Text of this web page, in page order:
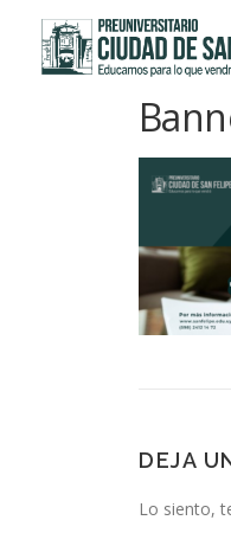
contenido
DEJA
Lo siento,